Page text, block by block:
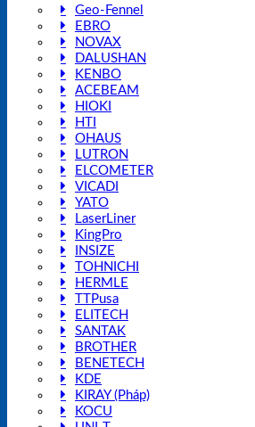
Geo-Fennel
EBRO
NOVAX
DALUSHAN
KENBO
ACEBEAM
HIOKI
HTI
OHAUS
LUTRON
ELCOMETER
VICADI
YATO
LaserLiner
KingPro
INSIZE
TOHNICHI
HERMLE
TTPusa
ELITECH
SANTAK
BROTHER
BENETECH
KDE
KIRAY (Pháp)
KOCU